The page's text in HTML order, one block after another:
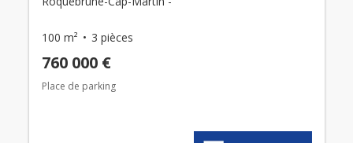
100 m² 3 pièces
760 000 €
Place de parking